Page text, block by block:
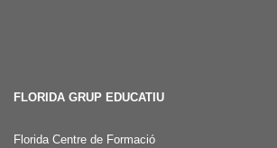
FLORIDA GRUP EDUCATIU
Florida Centre de Formació